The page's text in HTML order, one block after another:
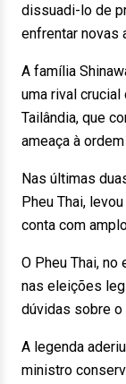
dissuadi-lo de
enfrentar novas
A família
uma rival
Tailândia, que
ameaça à
Nas últimas
Pheu Thai,
conta com
O Pheu Thai,
nas eleições
dúvidas sobre o
A legenda
ministro